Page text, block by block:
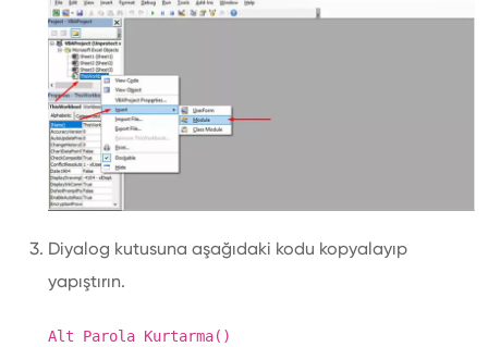
Diyalog kutusuna aşağıdaki kodu kopyalayıp
yapıştırın.
Alt Parola Kurtarma()